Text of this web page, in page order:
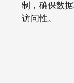
制，确保数
访问性。